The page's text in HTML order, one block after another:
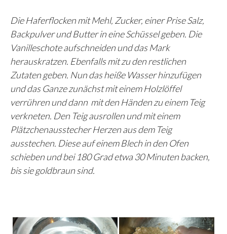
Die Haferflocken mit Mehl, Zucker, einer Prise Salz,
Backpulver und Butter in eine Schüssel geben. Die
Vanilleschote aufschneiden und das Mark
herauskratzen. Ebenfalls mit zu den restlichen
Zutaten geben. Nun das heiße Wasser hinzufügen
und das Ganze zunächst mit einem Holzlöffel
verrühren und dann mit den Händen zu einem Teig
verkneten. Den Teig ausrollen und mit einem
Plätzchenausstecher Herzen aus dem Teig
ausstechen. Diese auf einem Blech in den Ofen
schieben und bei 180 Grad etwa 30 Minuten backen,
bis sie goldbraun sind.